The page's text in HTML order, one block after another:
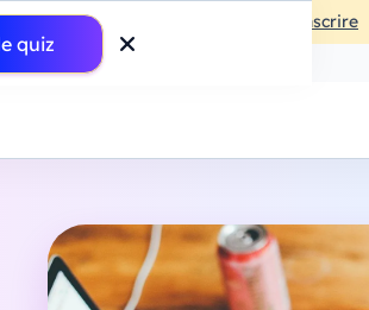
quiz
de A à Z
S'inscrire